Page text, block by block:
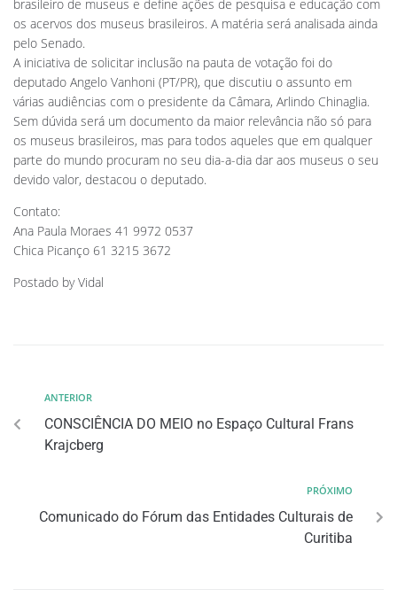
brasileiro de museus e define ações de pesquisa e educação com
os acervos dos museus brasileiros. A matéria será analisada ainda
pelo Senado.
A iniciativa de solicitar inclusão na pauta de votação foi do
deputado Angelo Vanhoni (PT/PR), que discutiu o assunto em
várias audiências com o presidente da Câmara, Arlindo Chinaglia.
Sem dúvida será um documento da maior relevância não só para
os museus brasileiros, mas para todos aqueles que em qualquer
parte do mundo procuram no seu dia-a-dia dar aos museus o seu
devido valor, destacou o deputado.
Contato:
Ana Paula Moraes 41 9972 0537
Chica Picanço 61 3215 3672
Postado by Vidal
ANTERIOR
CONSCIÊNCIA DO MEIO no Espaço Cultural Frans
Krajcberg
PRÓXIMO
Comunicado do Fórum das Entidades Culturais de
Curitiba